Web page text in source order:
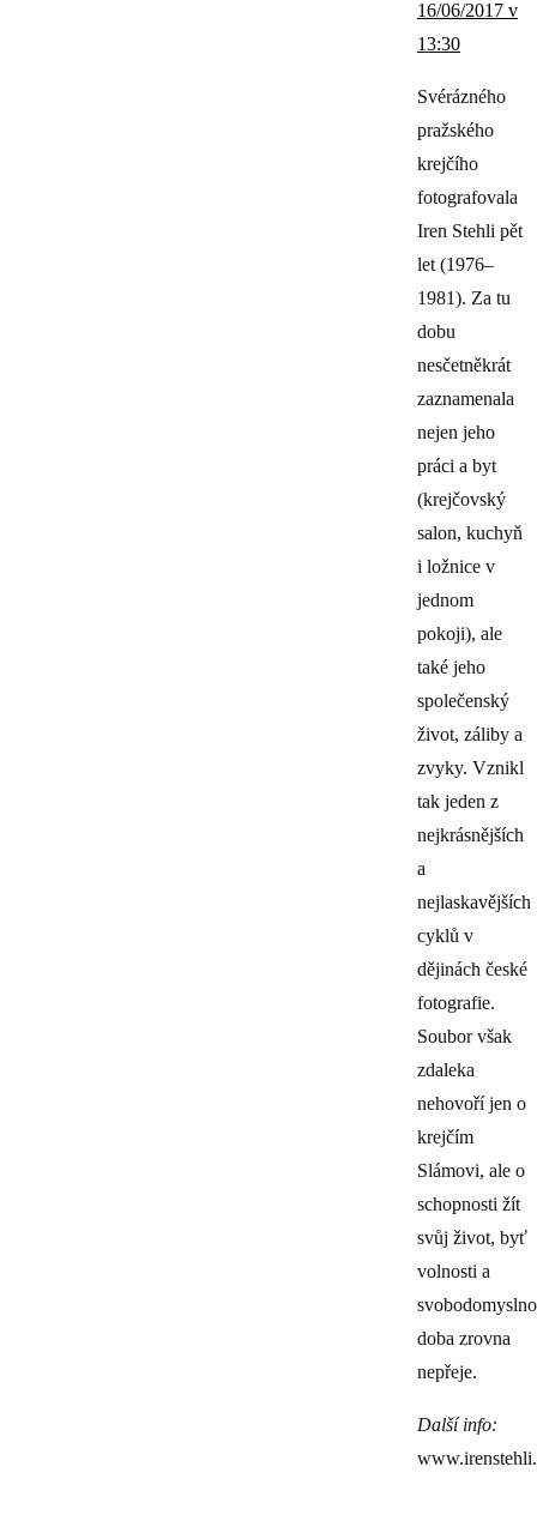
16/06/2017 v
13:30
Svérázného
pražského
krejčího
fotografovala
Iren Stehli pět
let (1976–
1981). Za tu
dobu
nesčetněkrát
zaznamenala
nejen jeho
práci a byt
(krejčovský
salon, kuchyň
i ložnice v
jednom
pokoji), ale
také jeho
společenský
život, záliby a
zvyky. Vznikl
tak jeden z
nejkrásnějších
a
nejlaskavějších
cyklů v
dějinách české
fotografie.
Soubor však
zdaleka
nehovoří jen o
krejčím
Slámovi, ale o
schopnosti žít
svůj život, byť
volnosti a
doba zrovna
nepřeje.
Další info: